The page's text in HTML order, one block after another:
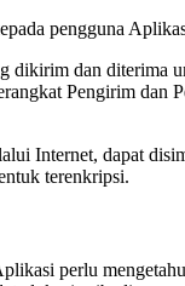
pengguna
dikirim dan diterima
Pengirim dan
Internet, dapat
terenkripsi.
perlu